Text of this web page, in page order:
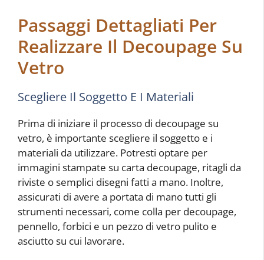
Passaggi Dettagliati Per
Realizzare Il Decoupage Su
Vetro
Scegliere Il Soggetto E I Materiali
Prima di iniziare il processo di decoupage su
vetro, è importante scegliere il soggetto e i
materiali da utilizzare. Potresti optare per
immagini stampate su carta decoupage, ritagli da
riviste o semplici disegni fatti a mano. Inoltre,
assicurati di avere a portata di mano tutti gli
strumenti necessari, come colla per decoupage,
pennello, forbici e un pezzo di vetro pulito e
asciutto su cui lavorare.